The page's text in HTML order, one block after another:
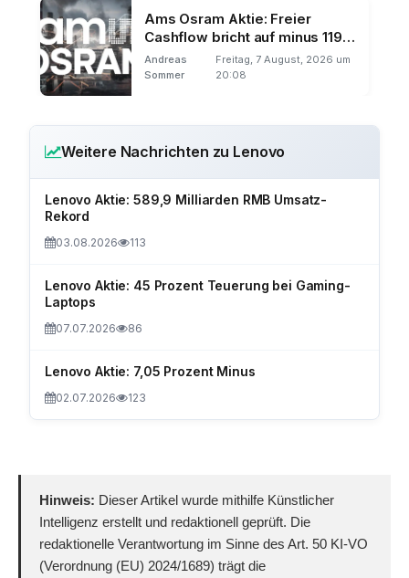
Ams Osram Aktie: Freier
Cashflow bricht auf minus 119
Millionen
Andreas
Sommer
Freitag, 7 August, 2026 um
20:08
Weitere Nachrichten zu Lenovo
Lenovo Aktie: 589,9 Milliarden RMB Umsatz-
Rekord
03.08.2026 113
Lenovo Aktie: 45 Prozent Teuerung bei Gaming-
Laptops
07.07.2026 86
Lenovo Aktie: 7,05 Prozent Minus
02.07.2026 123
Hinweis: Dieser Artikel wurde mithilfe Künstlicher
Intelligenz erstellt und redaktionell geprüft. Die
redaktionelle Verantwortung im Sinne des Art. 50 KI-VO
(Verordnung (EU) 2024/1689) trägt die